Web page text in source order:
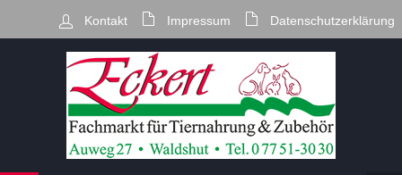
Kontakt Impressum Datenschutzerklärung